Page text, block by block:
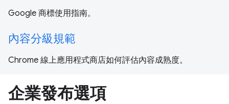
Google 商標使用指南。
內容分級規範
Chrome 線上應用程式商店如何評估內容成熟度。
企業發布選項